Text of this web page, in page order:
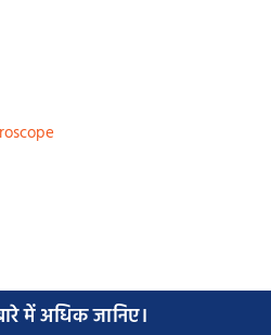
में अधिक जानिए।